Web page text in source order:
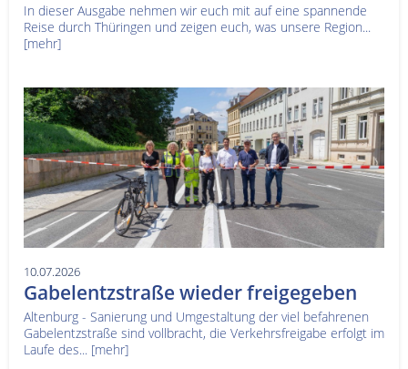
In dieser Ausgabe nehmen wir euch mit auf eine spannende
Reise durch Thüringen und zeigen euch, was unsere Region...
[mehr]
10.07.2026
Gabelentzstraße wieder freigegeben
Altenburg - Sanierung und Umgestaltung der viel befahrenen
Gabelentzstraße sind vollbracht, die Verkehrsfreigabe erfolgt im
Laufe des... [mehr]